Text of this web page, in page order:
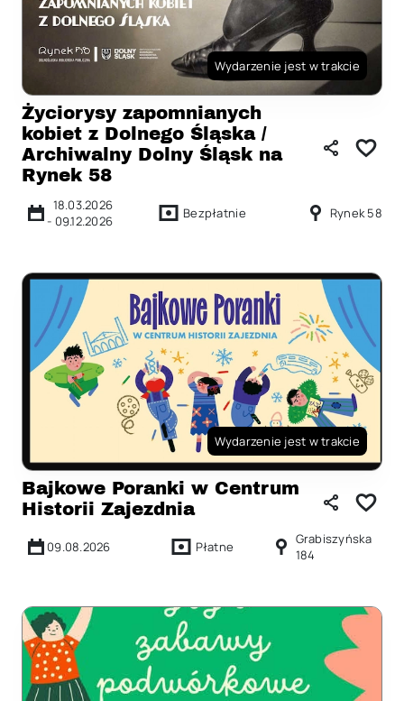
Wydarzenie jest w trakcie
Życiorysy zapomnianych
kobiet z Dolnego Śląska /
Archiwalny Dolny Śląsk na
Rynek 58
18.03.2026
- 09.12.2026 Bezpłatnie Rynek 58
Wydarzenie jest w trakcie
Bajkowe Poranki w Centrum
Historii Zajezdnia
09.08.2026 Płatne
Grabiszyńska
184